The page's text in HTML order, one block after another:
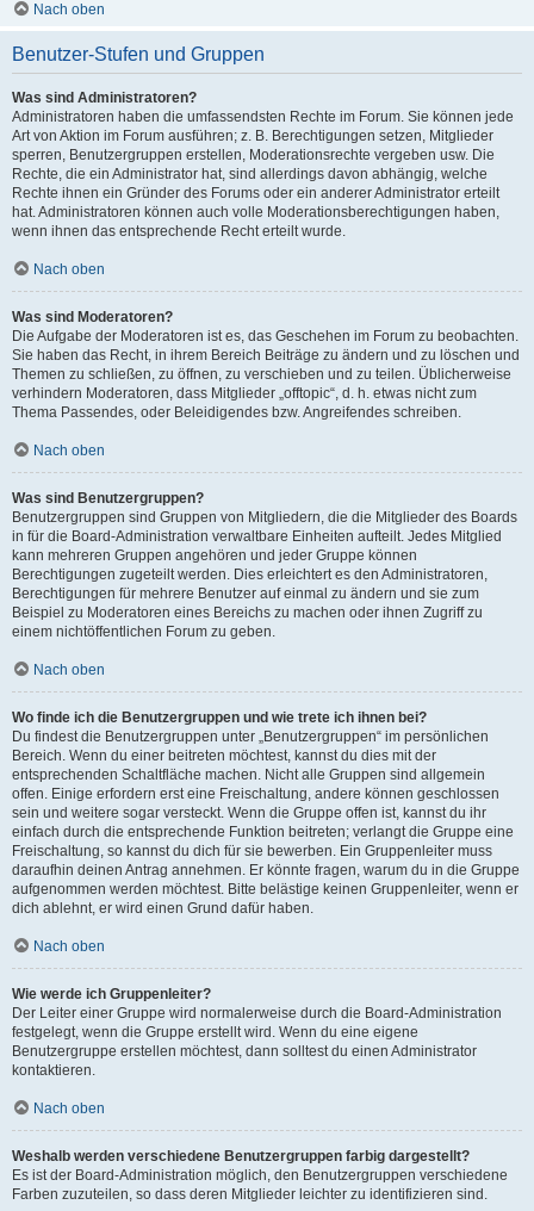
Nach oben
Benutzer-Stufen und Gruppen
Was sind Administratoren?
Administratoren haben die umfassendsten Rechte im Forum. Sie können jede
Art von Aktion im Forum ausführen; z. B. Berechtigungen setzen, Mitglieder
sperren, Benutzergruppen erstellen, Moderationsrechte vergeben usw. Die
Rechte, die ein Administrator hat, sind allerdings davon abhängig, welche
Rechte ihnen ein Gründer des Forums oder ein anderer Administrator erteilt
hat. Administratoren können auch volle Moderationsberechtigungen haben,
wenn ihnen das entsprechende Recht erteilt wurde.
Nach oben
Was sind Moderatoren?
Die Aufgabe der Moderatoren ist es, das Geschehen im Forum zu beobachten.
Sie haben das Recht, in ihrem Bereich Beiträge zu ändern und zu löschen und
Themen zu schließen, zu öffnen, zu verschieben und zu teilen. Üblicherweise
verhindern Moderatoren, dass Mitglieder „offtopic“, d. h. etwas nicht zum
Thema Passendes, oder Beleidigendes bzw. Angreifendes schreiben.
Nach oben
Was sind Benutzergruppen?
Benutzergruppen sind Gruppen von Mitgliedern, die die Mitglieder des Boards
in für die Board-Administration verwaltbare Einheiten aufteilt. Jedes Mitglied
kann mehreren Gruppen angehören und jeder Gruppe können
Berechtigungen zugeteilt werden. Dies erleichtert es den Administratoren,
Berechtigungen für mehrere Benutzer auf einmal zu ändern und sie zum
Beispiel zu Moderatoren eines Bereichs zu machen oder ihnen Zugriff zu
einem nichtöffentlichen Forum zu geben.
Nach oben
Wo finde ich die Benutzergruppen und wie trete ich ihnen bei?
Du findest die Benutzergruppen unter „Benutzergruppen“ im persönlichen
Bereich. Wenn du einer beitreten möchtest, kannst du dies mit der
entsprechenden Schaltfläche machen. Nicht alle Gruppen sind allgemein
offen. Einige erfordern erst eine Freischaltung, andere können geschlossen
sein und weitere sogar versteckt. Wenn die Gruppe offen ist, kannst du ihr
einfach durch die entsprechende Funktion beitreten; verlangt die Gruppe eine
Freischaltung, so kannst du dich für sie bewerben. Ein Gruppenleiter muss
daraufhin deinen Antrag annehmen. Er könnte fragen, warum du in die Gruppe
aufgenommen werden möchtest. Bitte belästige keinen Gruppenleiter, wenn er
dich ablehnt, er wird einen Grund dafür haben.
Nach oben
Wie werde ich Gruppenleiter?
Der Leiter einer Gruppe wird normalerweise durch die Board-Administration
festgelegt, wenn die Gruppe erstellt wird. Wenn du eine eigene
Benutzergruppe erstellen möchtest, dann solltest du einen Administrator
kontaktieren.
Nach oben
Weshalb werden verschiedene Benutzergruppen farbig dargestellt?
Es ist der Board-Administration möglich, den Benutzergruppen verschiedene
Farben zuzuteilen, so dass deren Mitglieder leichter zu identifizieren sind.